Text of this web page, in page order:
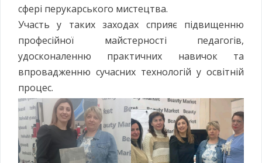
сфері перукарського мистецтва.
Участь у таких заходах сприяє підвищенню
професійної майстерності педагогів,
удосконаленню практичних навичок та
впровадженню сучасних технологій у освітній
процес.